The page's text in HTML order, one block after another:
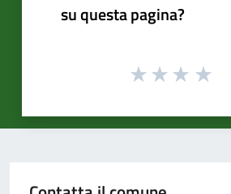
su questa pagina?